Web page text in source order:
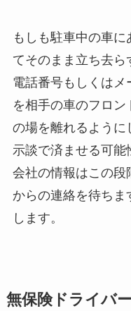
もしも駐車中の車
てそのまま立ち去ら
電話番号もしくは
を相手の車のフロ
の場を離れるよう
示談で済ませる可
会社の情報はこの
からの連絡を待ち
します。
無保険ドライバ